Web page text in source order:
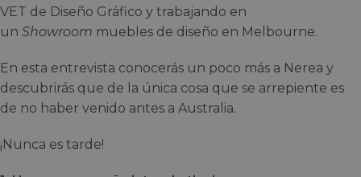
VET de Diseño Gráfico y trabajando en
un Showroom muebles de diseño en Melbourne.
En esta entrevista conocerás un poco más a Nerea y
descubrirás que de la única cosa que se arrepiente es
de no haber venido antes a Australia.
¡Nunca es tarde!